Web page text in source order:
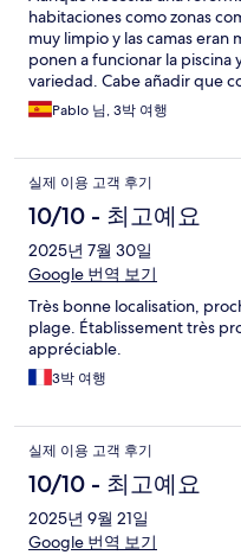
habitaciones como zonas
muy limpio y las camas eran
ponen a funcionar la piscina
variedad. Cabe añadir que
porque no tiene aire, entra
se suele encontrar
Pablo 님, 3박 여행
실제 이용 고객 후기
10/10 - 최고예요
2025년 7월 30일
Google 번역 보기
Très bonne localisation,
plage. Établissement très
appréciable.
3박 여행
실제 이용 고객 후기
10/10 - 최고예요
2025년 9월 21일
Google 번역 보기